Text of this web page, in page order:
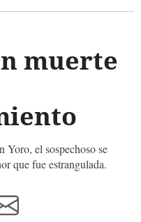
muerte
Yoro, el sospechoso se
que fue estrangulada.